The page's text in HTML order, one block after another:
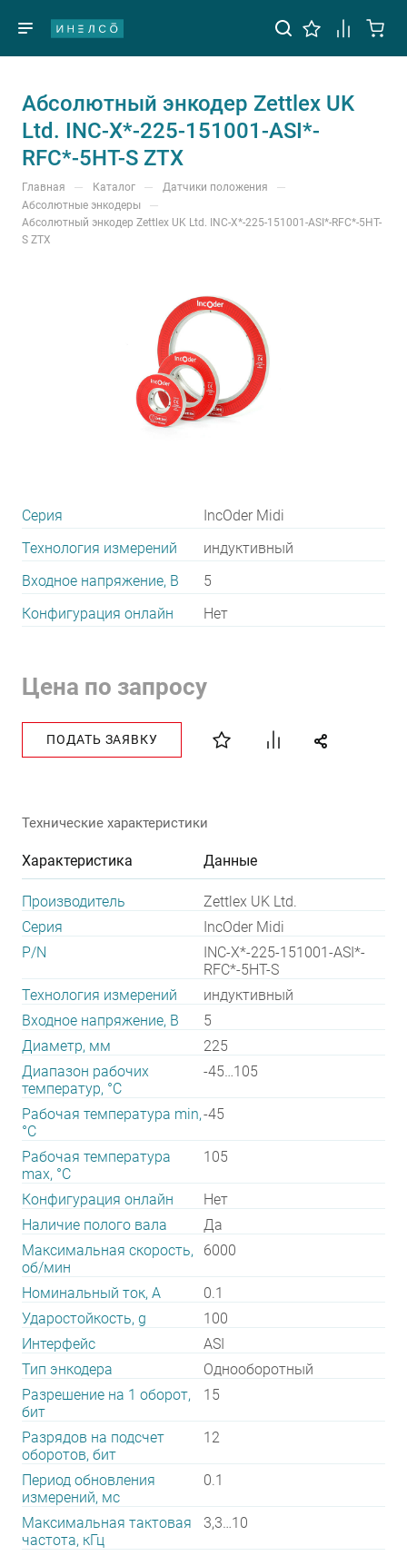
Абсолютный энкодер Zettlex UK
Ltd. INC-X*-225-151001-ASI*-
RFC*-5HT-S ZTX
Главная — Каталог — Датчики положения —
Абсолютные энкодеры —
Абсолютный энкодер Zettlex UK Ltd. INC-X*-225-151001-ASI*-RFC*-5HT-
S ZTX
Серия
IncOder Midi
Технология измерений
индуктивный
Входное напряжение, В
5
Конфигурация онлайн
Нет
Цена по запросу
ПОДАТЬ ЗАЯВКУ
Технические характеристики
Характеристика Данные
Производитель
Zettlex UK Ltd.
Серия
IncOder Midi
P/N
INC-X*-225-151001-ASI*-
RFC*-5HT-S
Технология измерений
индуктивный
Входное напряжение, В
5
Диаметр, мм
225
Диапазон рабочих
температур, °С
-45…105
Рабочая температура min,
°С
-45
Рабочая температура
max, °С
105
Конфигурация онлайн
Нет
Наличие полого вала
Да
Максимальная скорость,
об/мин
6000
Номинальный ток, А
0.1
Ударостойкость, g
100
Интерфейс
ASI
Тип энкодера
Однооборотный
Разрешение на 1 оборот,
бит
15
Разрядов на подсчет
оборотов, бит
12
Период обновления
измерений, мс
0.1
Максимальная тактовая
частота, кГц
3,3…10